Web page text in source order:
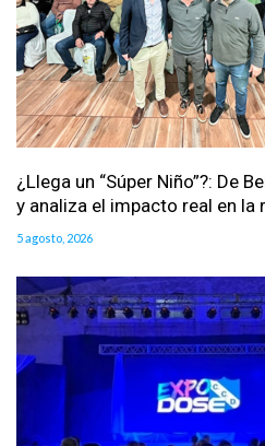
¿Llega un “Súper Niño”?: De
y analiza el impacto real en la
5 agosto, 2026